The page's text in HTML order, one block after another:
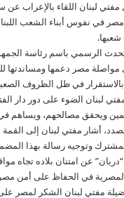
لبنان اللقاء بالإعراب عن
في نفوس أبناء الشعب
الرسمي باسم رئاسة
مصر دعمها ومساندتها
في ظل الظروف
لبنان الضوء على دور دار
ويحقق مصالحهم، ويساهم في
أشار مفتي لبنان إلى القمة
وتوجيه رسالة بهذا
عن امتنان بلاده تجاه
في الحفاظ على أمن
مفتي لبنان الشكر لمصر على